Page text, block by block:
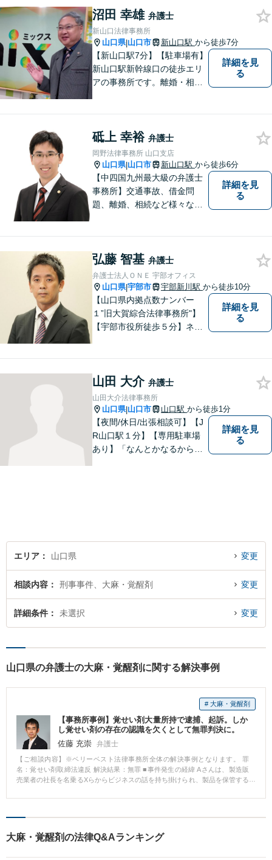
沼田 幸雄 弁護士
新山口法律事務所
山口県|山口市 新山口駅 から徒歩7分
【新山口駅7分】【駐車場有】
新山口駅新幹線口の徒歩エリ
アの事務所です。離婚・相続
になることがあれば、おたず
ねください。
詳細を見
る
砥上 幸裕 弁護士
岡野法律事務所 山口支店
山口県|山口市 新山口駅 から徒歩6分
【中四国九州最大級の弁護士
事務所】交通事故、借金問
題、離婚、相続など様々な問
い！
詳細を見
る
弘藤 智基 弁護士
弁護士法人ＯＮＥ 宇部オフィス
山口県|宇部市 宇部新川駅 から徒歩10分
【山口県内拠点数ナンバー
１”旧大賀綜合法律事務所"】
【宇部市役所徒歩５分】ネッ
相談ください。
詳細を見
る
山田 大介 弁護士
山田大介法律事務所
山口県|山口市 山口駅 から徒歩1分
【夜間/休日/出張相談可】【J
R山口駅１分】【専用駐車場
あり】「なんとかなるから大
詳細を見
る
エリア 山口県 変更
相談内容 刑事事件、大麻・覚醒剤 変更
詳細条件 未選択 変更
山口県の弁護士の大麻・覚醒剤に関する解決事例
# 大麻・覚醒剤
【事務所事例】覚せい剤大量所持で逮捕、起訴。しか
し覚せい剤の存在の認識を欠くとして無罪判決に。
佐藤 充崇 弁護士
【ご相談内容】※ベリーベスト法律事務所全体の解決事例となります。 罪
名：覚せい剤取締法違反 解決結果：無罪 ■事件発生の経緯 Aさんは、製造販
売業者の社長を名乗るXらからビジネスの話を持ち掛けられ、製品を保管する
続を行いました。 ところが、倉庫に届いた製品には記載上の不備があり、A
倉庫に侵入し、製品の中身を持ち出そうとしました。通報を受けて警察が臨
場した際、Aさんの倉庫内にあった製品の中からは、膨大な量の覚せい剤が発
大麻・覚醒剤の法律Q&Aランキング